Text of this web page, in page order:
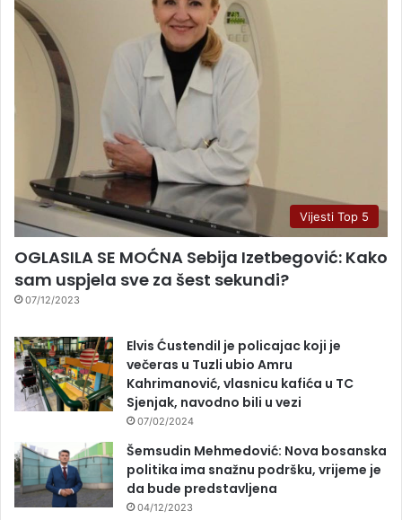
Vijesti Top 5
OGLASILA SE MOĆNA Sebija Izetbegović: Kako
sam uspjela sve za šest sekundi?
07/12/2023
Elvis Ćustendil je policajac koji je
večeras u Tuzli ubio Amru
Kahrimanović, vlasnicu kafića u TC
Sjenjak, navodno bili u vezi
07/02/2024
Šemsudin Mehmedović: Nova bosanska
politika ima snažnu podršku, vrijeme je
da bude predstavljena
04/12/2023